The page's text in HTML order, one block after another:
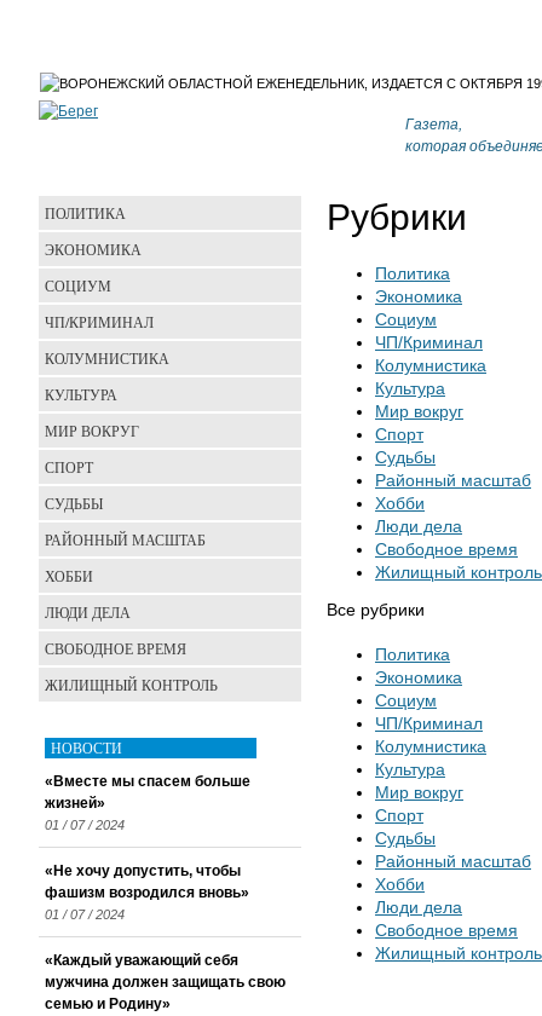
Газета,
которая
Рубрики
Политика
Экономика
Социум
ЧП/Криминал
Колумнистика
Культура
Мир вокруг
Спорт
Судьбы
Районный масштаб
Хобби
Люди дела
Свободное время
Жилищный контроль
Все рубрики
Политика
Экономика
Социум
ЧП/Криминал
Колумнистика
Культура
Мир вокруг
Спорт
Судьбы
Районный масштаб
Хобби
Люди дела
Свободное время
Жилищный контроль
ПОЛИТИКА
ЭКОНОМИКА
СОЦИУМ
ЧП/КРИМИНАЛ
КОЛУМНИСТИКА
КУЛЬТУРА
МИР ВОКРУГ
СПОРТ
СУДЬБЫ
РАЙОННЫЙ МАСШТАБ
ХОББИ
ЛЮДИ ДЕЛА
СВОБОДНОЕ ВРЕМЯ
ЖИЛИЩНЫЙ КОНТРОЛЬ
НОВОСТИ
«Вместе мы спасем больше
жизней»
01 / 07 / 2024
«Не хочу допустить, чтобы
фашизм возродился вновь»
01 / 07 / 2024
«Каждый уважающий себя
мужчина должен защищать свою
семью и Родину»